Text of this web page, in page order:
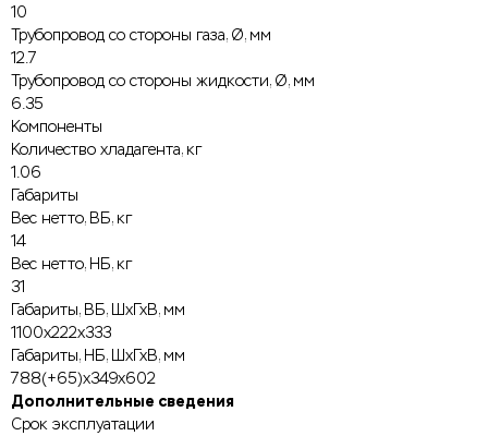
10
Трубопровод со стороны газа, Ø, мм
12.7
Трубопровод со стороны жидкости, Ø, мм
6.35
Компоненты
Количество хладагента, кг
1.06
Габариты
Вес нетто, ВБ, кг
14
Вес нетто, НБ, кг
31
Габариты, ВБ, ШхГхВ, мм
1100x222x333
Габариты, НБ, ШхГхВ, мм
788(+65)x349x602
Дополнительные сведения
Срок эксплуатации